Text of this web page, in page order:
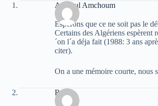
Aghioul Amchoum
Espérons que ce ne soit pas le
Certains des Algériens
´on l´a déja fait (1988: 3 ans
citer).
On a une mémoire courte, nous
Rabah